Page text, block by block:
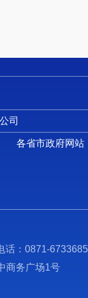
司
各省市政府网站
话：0871-
商务广场1号